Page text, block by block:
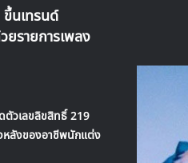
นเทรนด์
รายการเพลง
ตัวเลขลิขสิทธิ์ 219
หลังของอาชีพนักแต่ง